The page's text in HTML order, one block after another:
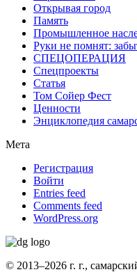
Открывая город
Память
Промышленное
Руки не помнят:
СПЕЦОПЕРАЦИЯ
Спецпроекты
Статья
Том Сойер Фест
Ценности
Энциклопедия
Мета
Регистрация
Войти
Entries feed
Comments feed
WordPress.org
© 2013–2026 г. г.,